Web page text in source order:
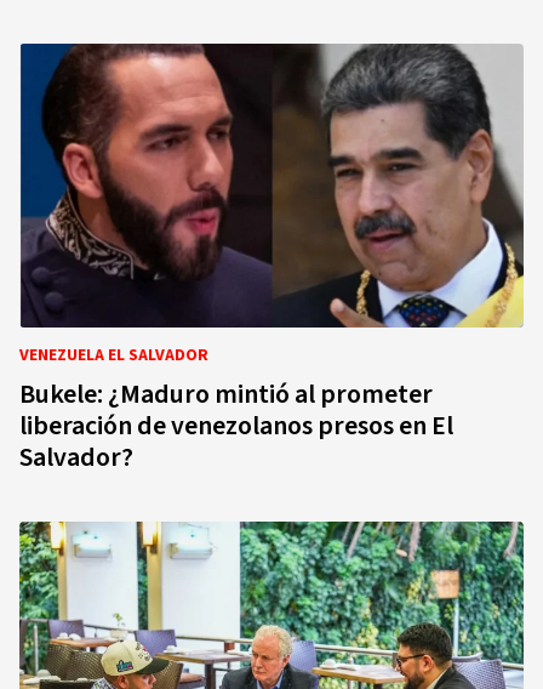
VENEZUELA EL SALVADOR
Bukele: ¿Maduro mintió al prometer
liberación de venezolanos presos en El
Salvador?